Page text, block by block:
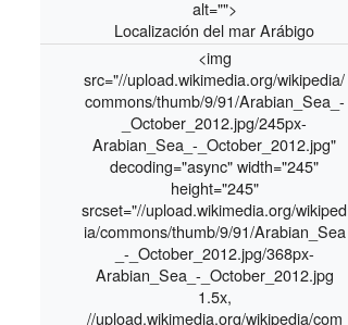
alt="">
Localización del mar Arábigo
<img
src="//upload.wikimedia.org/wikipedia/
commons/thumb/9/91/Arabian_Sea_-
_October_2012.jpg/245px-
Arabian_Sea_-_October_2012.jpg"
decoding="async" width="245"
height="245"
srcset="//upload.wikimedia.org/wikiped
ia/commons/thumb/9/91/Arabian_Sea
_-_October_2012.jpg/368px-
Arabian_Sea_-_October_2012.jpg
1.5x,
//upload.wikimedia.org/wikipedia/com